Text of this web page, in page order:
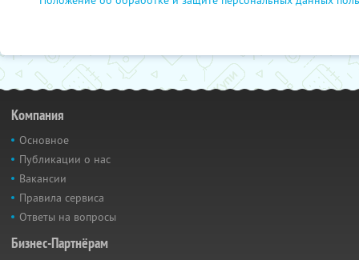
Компания
Основное
Публикации о нас
Вакансии
Правила сервиса
Ответы на вопросы
Бизнес-Партнёрам